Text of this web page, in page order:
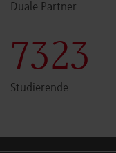
Duale Partner
7341
Studierende